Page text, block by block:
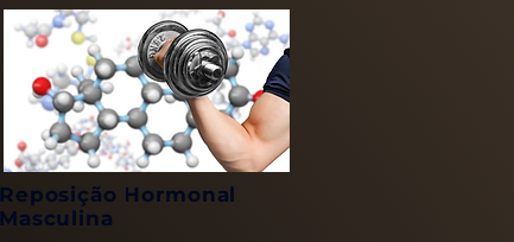
Reposição Hormonal
Masculina